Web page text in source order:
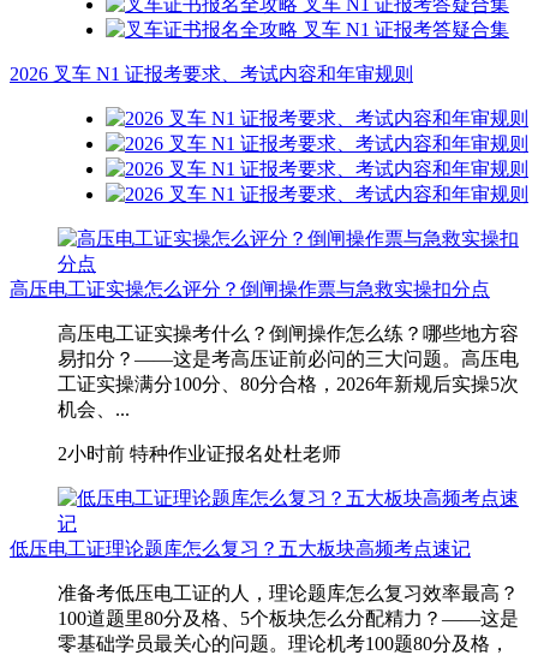
2026 叉车 N1 证报考要求、考试内容和年审规则
高压电工证实操怎么评分？倒闸操作票与急救实操扣分点
高压电工证实操考什么？倒闸操作怎么练？哪些地方容
易扣分？——这是考高压证前必问的三大问题。高压电
工证实操满分100分、80分合格，2026年新规后实操5次
机会、...
2小时前 特种作业证报名处杜老师
低压电工证理论题库怎么复习？五大板块高频考点速记
准备考低压电工证的人，理论题库怎么复习效率最高？
100道题里80分及格、5个板块怎么分配精力？——这是
零基础学员最关心的问题。理论机考100题80分及格，